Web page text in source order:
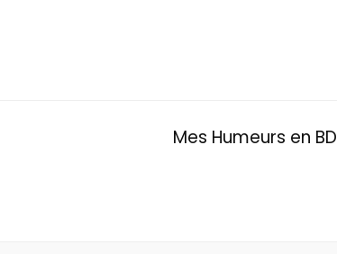
Mes Humeurs en BD